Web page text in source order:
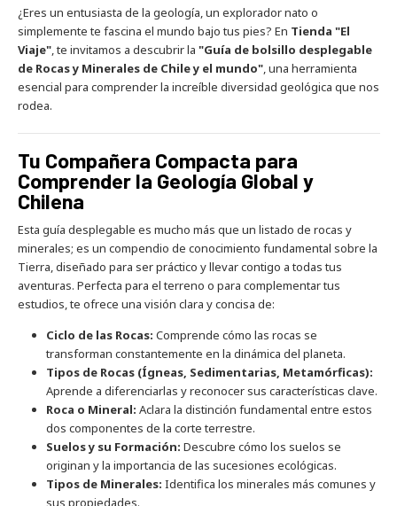
¿Eres un entusiasta de la geología, un explorador nato o
simplemente te fascina el mundo bajo tus pies? En Tienda "El
Viaje", te invitamos a descubrir la "Guía de bolsillo desplegable
de Rocas y Minerales de Chile y el mundo", una herramienta
esencial para comprender la increíble diversidad geológica que nos
rodea.
Tu Compañera Compacta para
Comprender la Geología Global y
Chilena
Esta guía desplegable es mucho más que un listado de rocas y
minerales; es un compendio de conocimiento fundamental sobre la
Tierra, diseñado para ser práctico y llevar contigo a todas tus
aventuras. Perfecta para el terreno o para complementar tus
estudios, te ofrece una visión clara y concisa de:
Ciclo de las Rocas: Comprende cómo las rocas se
transforman constantemente en la dinámica del planeta.
Tipos de Rocas (Ígneas, Sedimentarias, Metamórficas):
Aprende a diferenciarlas y reconocer sus características clave.
Roca o Mineral: Aclara la distinción fundamental entre estos
dos componentes de la corte terrestre.
Suelos y su Formación: Descubre cómo los suelos se
originan y la importancia de las sucesiones ecológicas.
Tipos de Minerales: Identifica los minerales más comunes y